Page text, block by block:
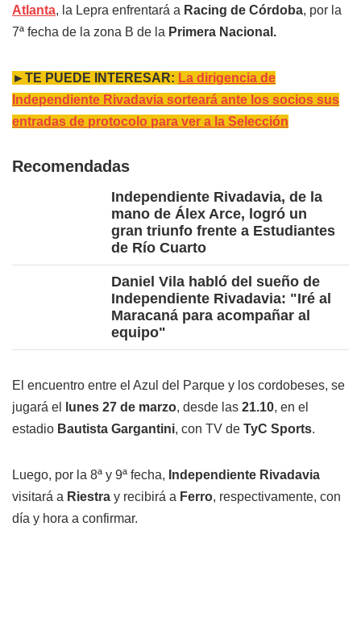
Atlanta, la Lepra enfrentará a Racing de Córdoba, por la
7ª fecha de la zona B de la Primera Nacional.
►TE PUEDE INTERESAR: La dirigencia de
Independiente Rivadavia sorteará ante los socios sus
entradas de protocolo para ver a la Selección
Recomendadas
Independiente Rivadavia, de la
mano de Álex Arce, logró un
gran triunfo frente a Estudiantes
de Río Cuarto
Daniel Vila habló del sueño de
Independiente Rivadavia: "Iré al
Maracaná para acompañar al
equipo"
El encuentro entre el Azul del Parque y los cordobeses, se
jugará el
lunes 27 de marzo, desde las 21.10, en el
estadio Bautista Gargantini, con TV de TyC Sports.
Luego, por la 8ª y 9ª fecha, Independiente Rivadavia
visitará a Riestra y recibirá a Ferro, respectivamente, con
día y hora a confirmar.